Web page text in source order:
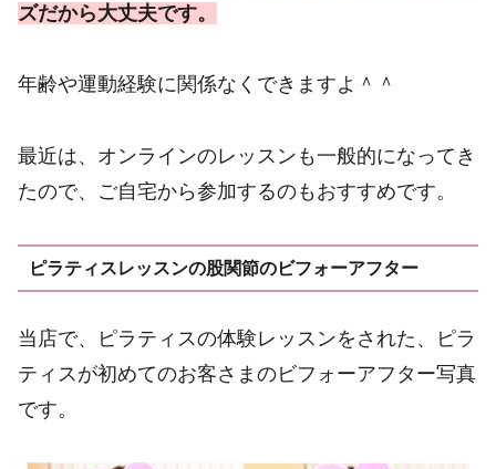
ズだから大丈夫です。
年齢や運動経験に関係なくできますよ＾＾
最近は、オンラインのレッスンも一般的になってき
たので、ご自宅から参加するのもおすすめです。
ピラティスレッスンの股関節のビフォーアフター
当店で、ピラティスの体験レッスンをされた、ピラ
ティスが初めてのお客さまのビフォーアフター写真
です。